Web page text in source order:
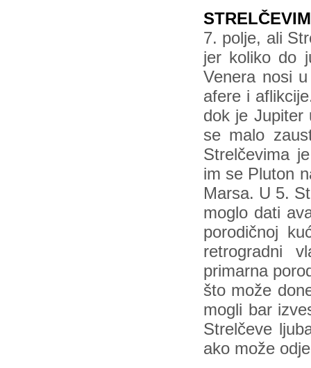
7. polje, ali
jer koliko do
Venera nosi
afere i
dok je Jupiter
se malo
Strelčevima
im se Pluton
Marsa. U 5.
moglo dati
porodičnoj
retrogradni
primarna
što može
mogli bar
Strelčeve
ako može